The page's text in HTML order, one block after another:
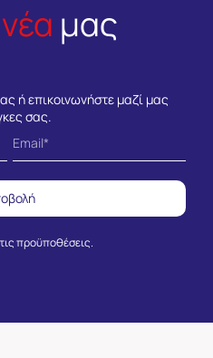
νέα μας
ή επικοινωνήστε μαζί μας
σας.
προϋποθέσεις.